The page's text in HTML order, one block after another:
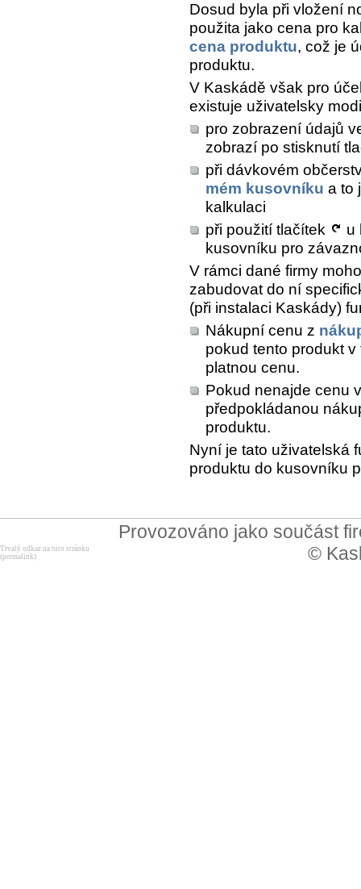
Dosud byla při vložení
použita jako cena pro
cena produktu, což je
produktu.
V Kaskádě však pro
existuje uživatelsky
pro zobrazení údajů
zobrazí po stisknutí
při dávkovém
mém kusovníku a to
kalkulaci
při použití tlačítek
u
kusovníku pro
V rámci dané firmy
zabudovat do ní
(při instalaci Kaskády)
Nákupní cenu z
pokud tento produkt
platnou cenu.
Pokud nenajde cenu
předpokládanou
produktu.
Nyní je tato uživatelská
produktu do kusovníku
Provozováno jako součást
©
Trvalý odkaz na tuto stránku
(permalink)